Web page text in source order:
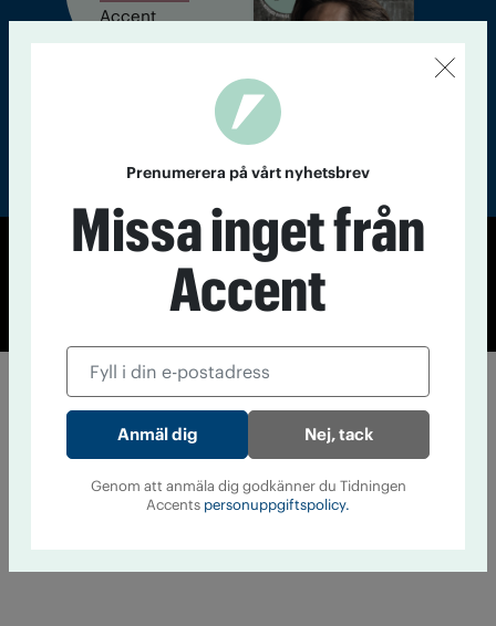
Accent
© Tidningen Accent 2026
Cookiepolicy
Personuppgiftspolicy
Prenumerera på vårt nyhetsbrev
Missa inget från
Accent
Nej, tack
Genom att anmäla dig godkänner du Tidningen
Accents personuppgiftspolicy.